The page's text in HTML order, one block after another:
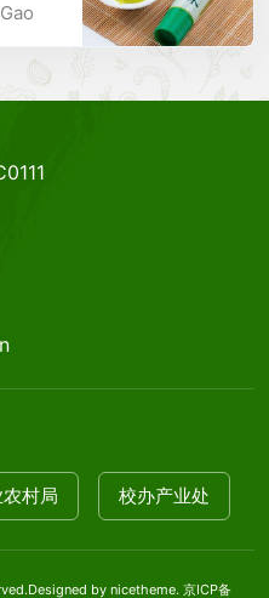
村局 校办产业处
by nicetheme. 京ICP备